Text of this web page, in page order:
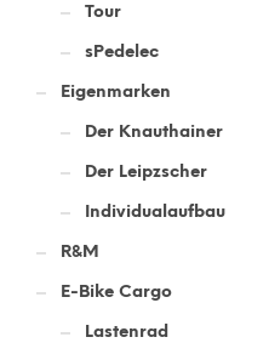
Tour
sPedelec
Eigenmarken
Der Knauthainer
Der Leipzscher
Individualaufbau
R&M
E-Bike Cargo
Lastenrad